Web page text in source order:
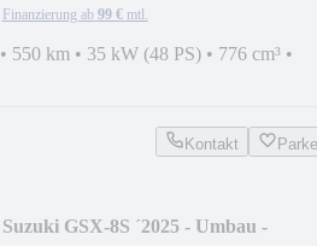
Finanzierung ab 99 € mtl.
• 550 km • 35 kW (48 PS) • 776 cm³ •
Kontakt
Suzuki GSX-8S ´2025 - Umbau -